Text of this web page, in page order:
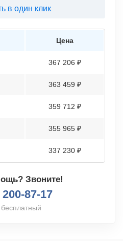
в один клик
Цена
367 206 ₽
363 459 ₽
359 712 ₽
355 965 ₽
337 230 ₽
Звоните!
87-17
бесплатный